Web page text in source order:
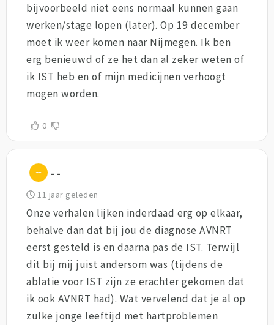
bijvoorbeeld niet eens normaal kunnen gaan
werken/stage lopen (later). Op 19 december
moet ik weer komen naar Nijmegen. Ik ben
erg benieuwd of ze het dan al zeker weten of
ik IST heb en of mijn medicijnen verhoogt
mogen worden.
0
- -
11 jaar geleden
Onze verhalen lijken inderdaad erg op elkaar,
behalve dan dat bij jou de diagnose AVNRT
eerst gesteld is en daarna pas de IST. Terwijl
dit bij mij juist andersom was (tijdens de
ablatie voor IST zijn ze erachter gekomen dat
ik ook AVNRT had). Wat vervelend dat je al op
zulke jonge leeftijd met hartproblemen